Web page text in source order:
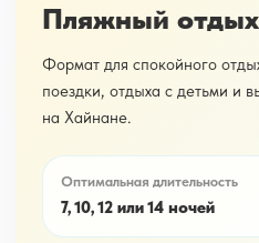
Пляжный
Формат для спокойного
поездки, отдыха с детьми и
на Хайнане.
Оптимальная длительность
7, 10, 12 или 14 ночей